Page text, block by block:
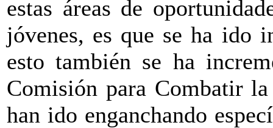
estas áreas de
jóvenes, es que se ha ido
esto también se ha
Comisión para Combatir
han ido enganchando